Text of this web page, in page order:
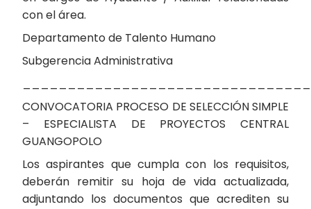
con el área.
Departamento de Talento Humano
Subgerencia Administrativa
CONVOCATORIA PROCESO DE SELECCIÓN SIMPLE
– ESPECIALISTA DE PROYECTOS CENTRAL
GUANGOPOLO
Los aspirantes que cumpla con los requisitos,
deberán remitir su hoja de vida actualizada,
adjuntando los documentos que acrediten su